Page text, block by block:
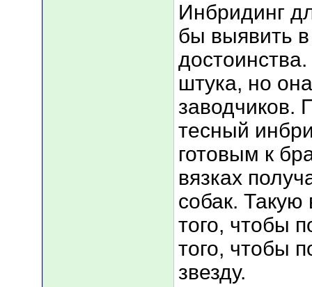
Инбридинг
бы выявить
штука, но
заводчиков.
тесный
готовым к
вязках
собак. Такую
того, чтобы
того, чтобы
звезду.